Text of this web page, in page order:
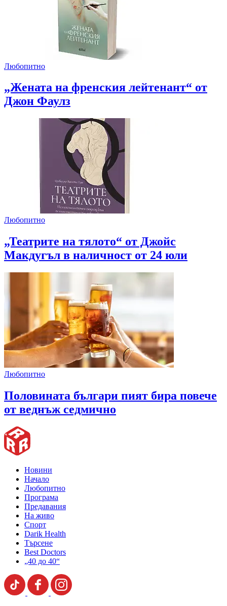
Любопитно
„Жената на френския лейтенант“ от
Джон Фаулз
Любопитно
„Театрите на тялото“ от Джойс
Макдугъл в наличност от 24 юли
Любопитно
Половината българи пият бира повече
от веднъж седмично
Новини
Начало
Любопитно
Програма
Предавания
На живо
Спорт
Darik Health
Търсене
Best Doctors
„40 до 40“